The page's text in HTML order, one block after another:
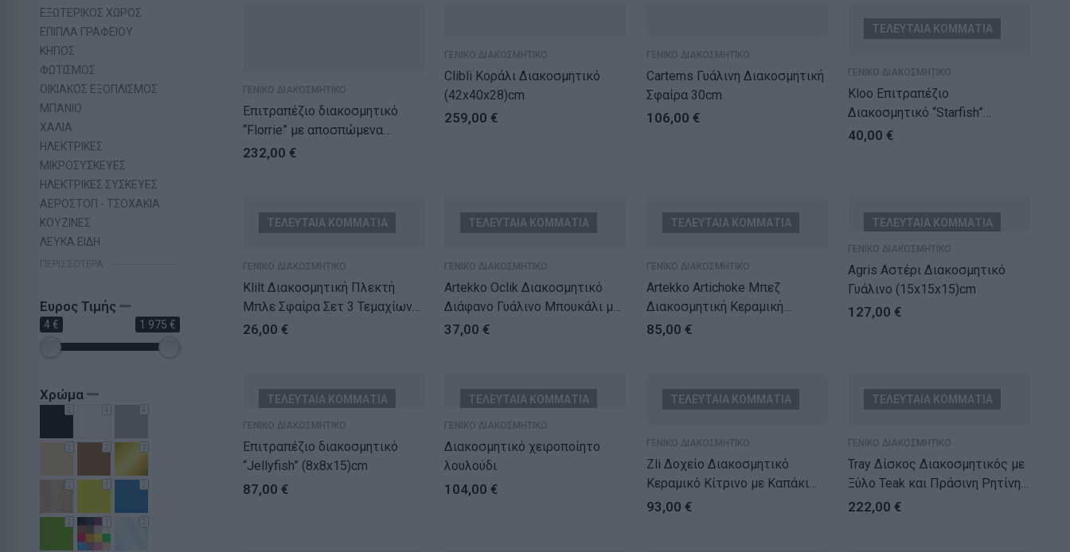
ΕΞΩΤΕΡΙΚΟΣ ΧΩΡΟΣ
ΕΠΙΠΛΑ ΓΡΑΦΕΙΟΥ
ΚΗΠΟΣ
ΦΩΤΙΣΜΟΣ
ΟΙΚΙΑΚΟΣ ΕΞΟΠΛΙΣΜΟΣ
ΜΠΑΝΙΟ
ΧΑΛΙΑ
ΗΛΕΚΤΡΙΚΕΣ
ΜΙΚΡΟΣΥΣΚΕΥΕΣ
ΗΛΕΚΤΡΙΚΕΣ ΣΥΣΚΕΥΕΣ
ΑΕΡΟΣΤΟΠ - ΤΣΟΧΑΚΙΑ
ΚΟΥΖΙΝΕΣ
ΛΕΥΚΑ ΕΙΔΗ
Ευρος Τιμής
4 € 1 975 €
Χρώμα
ΓΕΝΙΚΟ ΔΙΑΚΟΣΜΗΤΙΚΟ
Επιτραπέζιο διακοσμητικό
“Florrie” με αποσπώμενα
κομμάτια σμαραγδίτη
232,00 €
ΓΕΝΙΚΟ ΔΙΑΚΟΣΜΗΤΙΚΟ
Clibli Κοράλι Διακοσμητικό
(42x40x28)cm
259,00€
ΓΕΝΙΚΟ ΔΙΑΚΟΣΜΗΤΙΚΟ
Cartems Γυάλινη Διακοσμητική
Σφαίρα 30cm
106,00 €
ΤΕΛΕΥΤΑΙΑ ΚΟΜΜΑΤΙΑ
ΓΕΝΙΚΟ ΔΙΑΚΟΣΜΗΤΙΚΟ
Kloo Επιτραπέζιο
Διακοσμητικό “Starfish”
(30x30x7)cm
40,00€
ΤΕΛΕΥΤΑΙΑ ΚΟΜΜΑΤΙΑ
ΓΕΝΙΚΟ ΔΙΑΚΟΣΜΗΤΙΚΟ
Klilt Διακοσμητική Πλεκτή
Μπλε Σφαίρα Σετ 3 Τεμαχίων
10cm
26,00 €
ΤΕΛΕΥΤΑΙΑ ΚΟΜΜΑΤΙΑ
ΓΕΝΙΚΟ ΔΙΑΚΟΣΜΗΤΙΚΟ
Artekko Oclik Διακοσμητικό
Διάφανο Γυάλινο Μπουκάλι με
Πώμα (11x11x46)cm
37,00€
ΤΕΛΕΥΤΑΙΑ ΚΟΜΜΑΤΙΑ
ΓΕΝΙΚΟ ΔΙΑΚΟΣΜΗΤΙΚΟ
Artekko Artichoke Μπεζ
Διακοσμητική Κεραμική
Αγκινάρα (17.5×17.5×33.5)cm
85,00 €
ΤΕΛΕΥΤΑΙΑ ΚΟΜΜΑΤΙΑ
ΓΕΝΙΚΟ ΔΙΑΚΟΣΜΗΤΙΚΟ
Agris Αστέρι Διακοσμητικό
Γυάλινο (15x15x15)cm
127,00€
ΤΕΛΕΥΤΑΙΑ ΚΟΜΜΑΤΙΑ
ΓΕΝΙΚΟ ΔΙΑΚΟΣΜΗΤΙΚΟ
Επιτραπέζιο διακοσμητικό
“Jellyfish” (8x8x15)cm
87,00 €
ΤΕΛΕΥΤΑΙΑ ΚΟΜΜΑΤΙΑ
ΓΕΝΙΚΟ ΔΙΑΚΟΣΜΗΤΙΚΟ
Διακοσμητικό χειροποίητο
λουλούδι
104,00€
ΤΕΛΕΥΤΑΙΑ ΚΟΜΜΑΤΙΑ
ΓΕΝΙΚΟ ΔΙΑΚΟΣΜΗΤΙΚΟ
Zli Δοχείο Διακοσμητικό
Κεραμικό Κίτρινο με Καπάκι
(16x16x43)cm
93,00 €
ΤΕΛΕΥΤΑΙΑ ΚΟΜΜΑΤΙΑ
ΓΕΝΙΚΟ ΔΙΑΚΟΣΜΗΤΙΚΟ
Tray Δίσκος Διακοσμητικός με
Ξύλο Teak και Πράσινη Ρητίνη
(59.7×30.5×10.2)cm
222,00€